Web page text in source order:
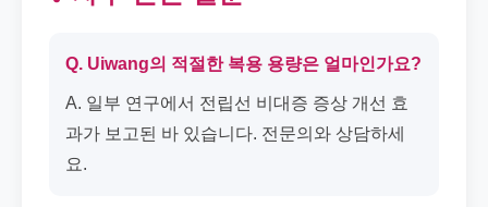
Q. Uiwang의 적절한 복용 용량은 얼마인가요?
A. 일부 연구에서 전립선 비대증 증상 개선 효
과가 보고된 바 있습니다. 전문의와 상담하세
요.